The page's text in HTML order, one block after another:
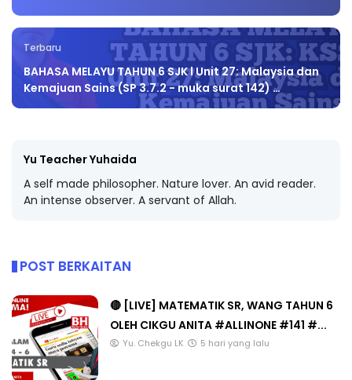
Terbaru
BAHASA MELAYU TAHUN 6 SJK l Unit 27: Malaysia dan
Kemajuan Sains (SP 3.7.2 - muka surat 142) …
Yu Teacher Yuhaida
A self made philosopher. Nature lover. An avid reader.
An intense observer. A servant of Allah.
POST BERKAITAN
🔴 [LIVE] MATEMATIK SR, WANG TAHUN 6
OLEH CIKGU ANITA #ALLINONE #141 #...
Yu. Chekgu LK 5 hari yang lalu